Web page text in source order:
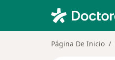
Página De Inicio